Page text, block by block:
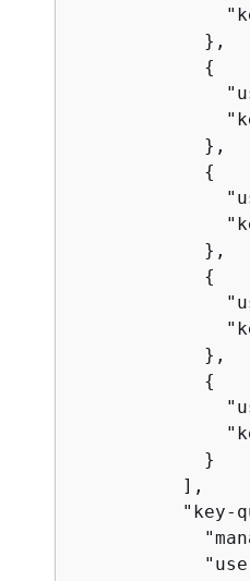
            },
{
            },
{
            },
{
            },
{
            }
          ],
"key-